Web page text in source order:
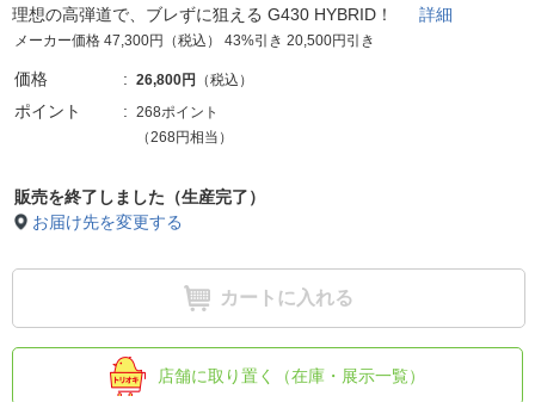
理想の高弾道で、ブレずに狙える G430 HYBRID！ 詳細
メーカー価格 47,300円（税込） 43%引き 20,500円引き
価格 26,800円 （税込）
ポイント
268ポイント
（268円相当）
販売を終了しました（生産完了）
お届け先を変更する
カートに入れる
店舗に取り置く（在庫・展示一覧）